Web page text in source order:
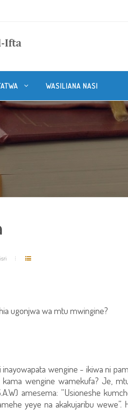
WASILIANA NASI
ugonjwa wa mtu mwingine?
wengine - ikiwa ni
wengine wamekufa? Je,
amesema: “Usioneshe
yeye na akakujaribu wewe”.